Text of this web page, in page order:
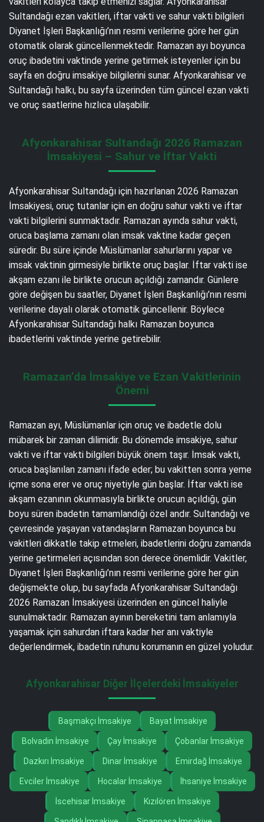
Sultandağı ezan vakitleri, iftar vakti ve sahur vakti bilgileri
Diyanet İşleri Başkanlığı’nın resmi verilerine göre her gün
otomatik olarak güncellenmektedir. Ramazan ayı boyunca
oruç ibadetini vaktinde yerine getirmek isteyenler için bu
sayfa en doğru imsakiye bilgilerini sunar. Afyonkarahisar ve
Sultandağı halkı, bu sayfa üzerinden tüm güncel ezan vakti
ve oruç saatlerine hızlıca ulaşabilir.
Afyonkarahisar Sultandağı 2026 Ramazan
İmsakiyesi – Sahur ve İftar Vakti
Afyonkarahisar Sultandağı için hazırlanan 2026 Ramazan
İmsakiyesi, oruç tutanlar için en doğru sahur vakti ve iftar
vakti bilgilerini sunmaktadır. Ramazan ayında sahur vakti,
oruca başlama zamanı olan imsak vaktine kadar geçen
süredir. Bu süre içinde Müslümanlar sahurlarını yapar ve
imsak vaktinin girmesiyle birlikte oruç başlar. İftar vakti ise
akşam ezanı ile birlikte orucun açıldığı zamandır. Günlere
göre değişen bu saatler, Diyanet İşleri Başkanlığı’nın resmi
verilerine dayalı olarak otomatik güncellenir. Böylece
Afyonkarahisar Sultandağı halkı Ramazan boyunca
ibadetlerini vaktinde yerine getirebilir.
Ramazan’da İmsakiye ve Ezan Vakitlerinin
Önemi
Ramazan ayı, Müslümanlar için oruç ve ibadetle dolu
mübarek bir zaman dilimidir. Bu dönemde imsakiye, sahur
vakti ve iftar vakti bilgileri büyük önem taşır. İmsak vakti,
oruca başlanılan zamanı ifade eder; bu vakitten sonra yeme
içme sona erer ve oruç niyetiyle gün başlar. İftar vakti ise
akşam ezanının okunmasıyla birlikte orucun açıldığı, gün
boyu süren ibadetin tamamlandığı özel andır. Sultandağı ve
çevresinde yaşayan vatandaşların Ramazan boyunca bu
vakitleri dikkatle takip etmeleri, ibadetlerini doğru zamanda
yerine getirmeleri açısından son derece önemlidir. Vakitler,
Diyanet İşleri Başkanlığı’nın resmi verilerine göre her gün
değişmekte olup, bu sayfada Afyonkarahisar Sultandağı
2026 Ramazan İmsakiyesi üzerinden en güncel haliyle
sunulmaktadır. Ramazan ayının bereketini tam anlamıyla
yaşamak için sahurdan iftara kadar her anı vaktiyle
değerlendirmek, ibadetin ruhunu korumanın en güzel yoludur.
Afyonkarahisar Diğer İlçelerdeki İmsakiyeler
Başmakçı İmsakiye Bayat İmsakiye
Bolvadin İmsakiye Çay İmsakiye Çobanlar İmsakiye
Dazkırı İmsakiye Dinar İmsakiye Emirdağ İmsakiye
Evciler İmsakiye Hocalar İmsakiye İhsaniye İmsakiye
İscehisar İmsakiye Kızılören İmsakiye